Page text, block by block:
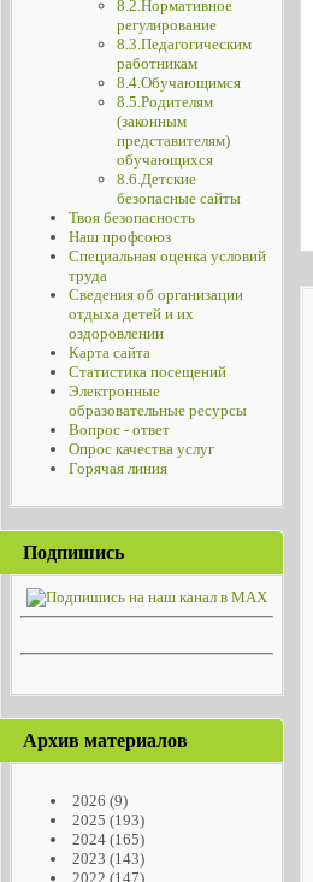
8.2.Нормативное
регулирование
8.3.Педагогическим
работникам
8.4.Обучающимся
8.5.Родителям
(законным
представителям)
обучающихся
8.6.Детские
безопасные сайты
Твоя безопасность
Наш профсоюз
Специальная оценка условий
труда
Сведения об организации
отдыха детей и их
оздоровлении
Карта сайта
Статистика посещений
Электронные
образовательные ресурсы
Вопрос - ответ
Опрос качества услуг
Горячая линия
Подпишись
Архив материалов
2026 (9)
2025 (193)
2024(165)
2023 (143)
2022 (147)